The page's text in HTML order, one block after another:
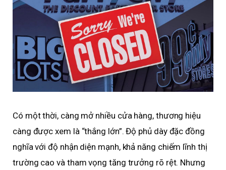
Có một thời, càng mở nhiều cửa hàng, thương hiệu
càng được xem là “thắng lớn”. Độ phủ dày đặc đồng
nghĩa với độ nhận diện mạnh, khả năng chiếm lĩnh thị
trường cao và tham vọng tăng trưởng rõ rệt. Nhưng